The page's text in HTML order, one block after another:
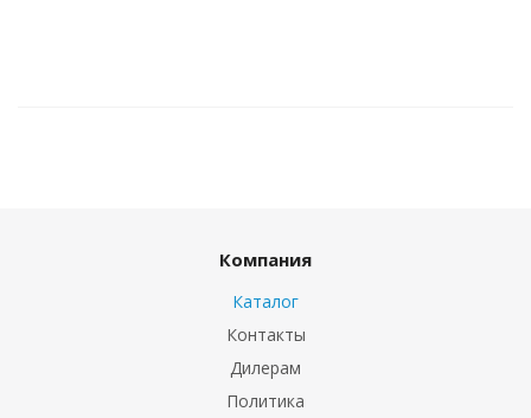
Компания
Каталог
Контакты
Дилерам
Политика